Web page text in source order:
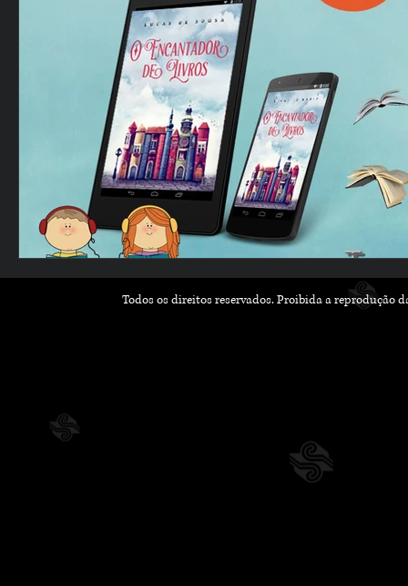
Todos os direitos reservados. Proibida a reprodução